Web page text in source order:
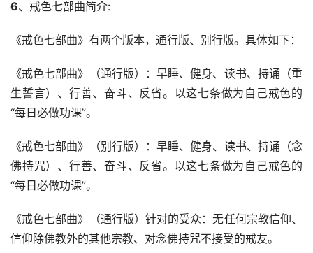
6、戒色七部曲简介:
《戒色七部曲》有两个版本，通行版、别行版。具体如下：
《戒色七部曲》（通行版）：早睡、健身、读书、持诵（重
生誓言）、行善、奋斗、反省。以这七条做为自己戒色的
“每日必做功课”。
《戒色七部曲》（别行版）：早睡、健身、读书、持诵（念
佛持咒）、行善、奋斗、反省。以这七条做为自己戒色的
“每日必做功课”。
《戒色七部曲》（通行版）针对的受众：无任何宗教信仰、
信仰除佛教外的其他宗教、对念佛持咒不接受的戒友。